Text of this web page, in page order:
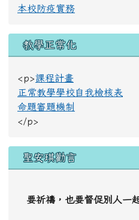
本校防疫實務
教學正常化
<p>課程計畫
正常教學學校自我檢核表
命題審題機制
</p>
聖安琪勸言
要祈禱，也要督促別人一